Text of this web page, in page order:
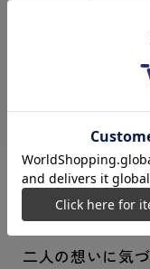
縦/束幅）
総ページ数
シリーズ
二人の想いに気